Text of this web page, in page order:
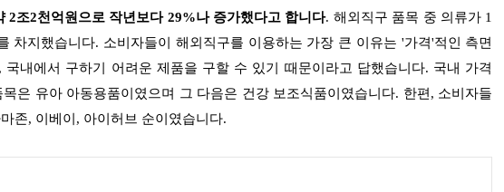
2조2천억원으로 작년보다 29%나 증가했다고 합니다. 해외직구 품목 중 의류가 1
차지했습니다. 소비자들이 해외직구를 이용하는 가장 큰 이유는 '가격'적인 측면
내에서 구하기 어려운 제품을 구할 수 있기 때문이라고 답했습니다. 국내 가격
은 유아 아동용품이였으며 그 다음은 건강 보조식품이였습니다. 한편, 소비자들
존, 이베이, 아이허브 순이였습니다.